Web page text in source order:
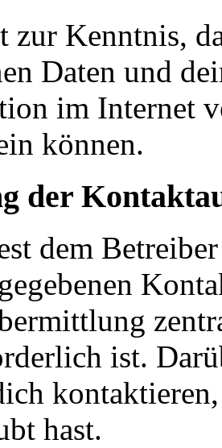
zur Kenntnis,
Daten und
im Internet
können.
der
dem
ist.
hast.